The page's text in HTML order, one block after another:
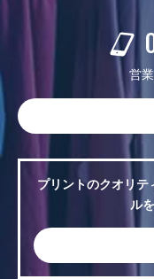
営
プリントのクオリテ
ル